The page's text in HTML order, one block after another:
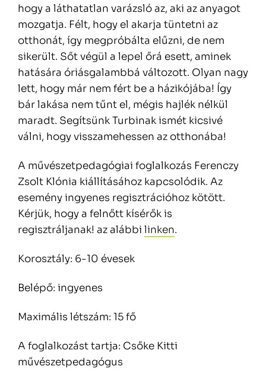
hogy a láthatatlan varázsló az, aki az anyagot
mozgatja. Félt, hogy el akarja tüntetni az
otthonát, így megpróbálta elűzni, de nem
sikerült. Sőt végül a lepel őrá esett, aminek
hatására óriásgalambbá változott. Olyan nagy
lett, hogy már nem fért be a házikójába! Így
bár lakása nem tűnt el, mégis hajlék nélkül
maradt. Segítsünk Turbinak ismét kicsivé
válni, hogy visszamehessen az otthonába!
A művészetpedagógiai foglalkozás Ferenczy
Zsolt Klónia kiállításához kapcsolódik. Az
esemény ingyenes regisztrációhoz kötött.
Kérjük, hogy a felnőtt kísérők is
regisztráljanak! az alábbi linken.
Korosztály: 6-10 évesek
Belépő: ingyenes
Maximális létszám: 15 fő
A foglalkozást tartja: Csőke Kitti
művészetpedagógus